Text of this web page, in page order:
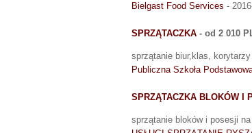
Bielgast Food Services -
SPRZĄTACZKA - od 2 010
sprzątanie biur,klas,
Publiczna Szkoła
SPRZĄTACZKA BLOKÓW I
sprzątanie bloków i posesji